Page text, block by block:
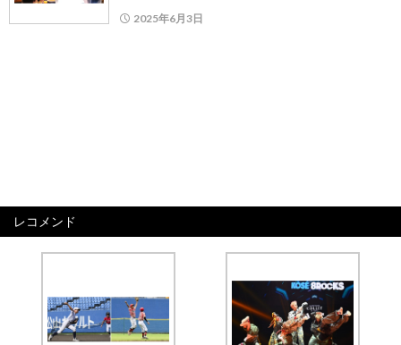
2025年6月3日
レコメンド